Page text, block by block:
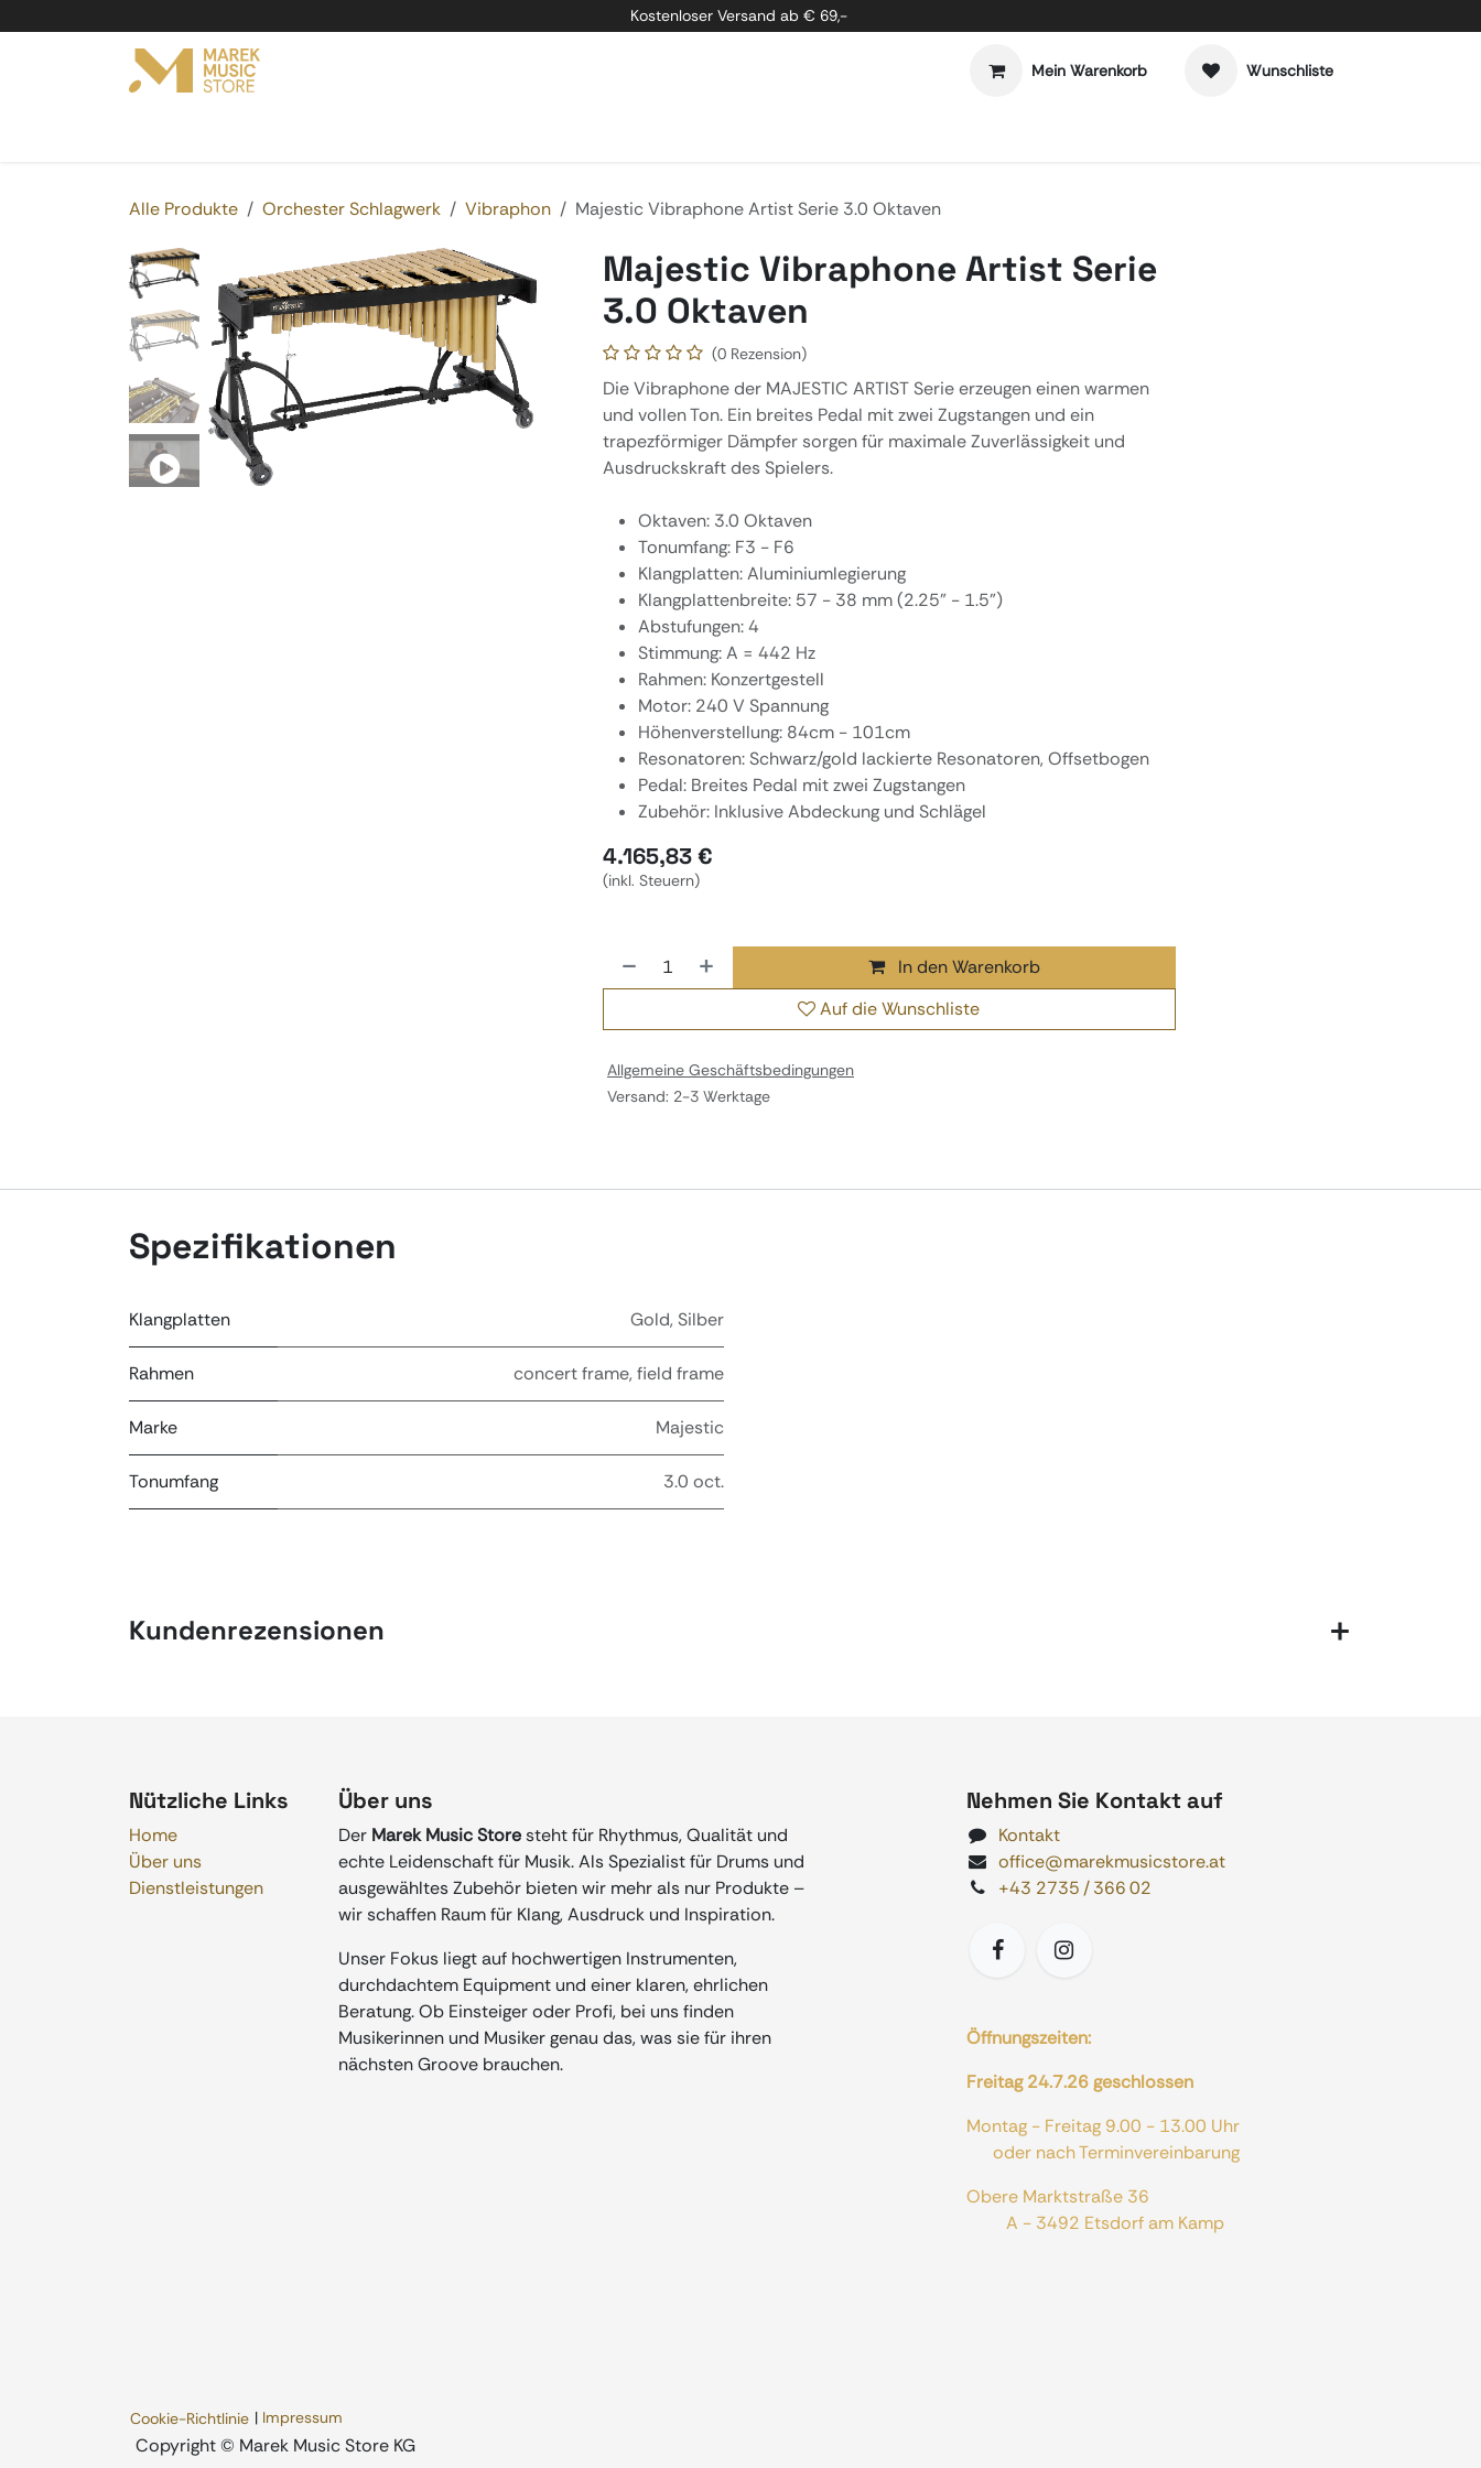
Kostenloser Versand ab € 69,-
Mein Warenkorb Wunschliste
Alle Produkte Orchester Schlagwerk Vibraphon Majestic Vibraphone Artist Serie 3.0 Oktaven
Majestic Vibraphone Artist Serie
3.0 Oktaven
(0 Rezension)
Die Vibraphone der MAJESTIC ARTIST Serie erzeugen einen warmen
und vollen Ton. Ein breites Pedal mit zwei Zugstangen und ein
trapezförmiger Dämpfer sorgen für maximale Zuverlässigkeit und
Ausdruckskraft des Spielers.
Oktaven: 3.0 Oktaven
Tonumfang: F3 - F6
Klangplatten: Aluminiumlegierung
Klangplattenbreite: 57 - 38 mm (2.25" - 1.5")
Abstufungen: 4
Stimmung: A = 442 Hz
Rahmen: Konzertgestell
Motor: 240 V Spannung
Höhenverstellung: 84cm - 101cm
Resonatoren: Schwarz/gold lackierte Resonatoren, Offsetbogen
Pedal: Breites Pedal mit zwei Zugstangen
Zubehör: Inklusive Abdeckung und Schlägel
4.165,83€
(inkl. Steuern)
In den Warenkorb
Auf die Wunschliste
Allgemeine Geschäftsbedingungen
Versand: 2-3 Werktage
Spezifikationen
Klangplatten Gold,Silber
Rahmen concert frame,field frame
Marke Majestic
Tonumfang 3.0 oct.
Kundenrezensionen
Nützliche Links
Home
Über uns
Dienstleistungen
Über uns
Der Marek Music Storesteht für Rhythmus, Qualität und
echte Leidenschaft für Musik. Als Spezialist für Drums und
ausgewähltes Zubehör bieten wir mehr als nur Produkte –
wir schaffen Raum für Klang, Ausdruck und Inspiration.
Unser Fokus liegt auf hochwertigen Instrumenten,
durchdachtem Equipment und einer klaren, ehrlichen
Beratung. Ob Einsteiger oder Profi, bei uns finden
Musikerinnen und Musiker genau das, was sie für ihren
nächsten Groove brauchen.
Nehmen Sie Kontakt auf
Kontakt
office@marekmusicstore.at
+43 2735 / 366 02
Öffnungszeiten:
Freitag 24.7.26 geschlossen
Montag - Freitag 9.00 - 13.00 Uhr
oder nach Terminvereinbarung
Obere Marktstraße 36
A - 3492 Etsdorf am Kamp
Cookie-Richtlinie | Impressum
​Copyright © Marek Music Store KG